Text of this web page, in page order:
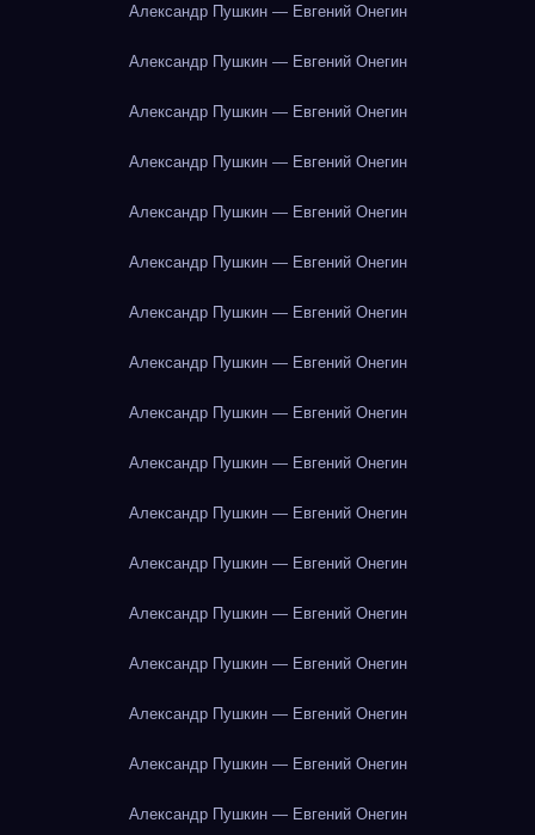
Александр Пушкин — Евгений Онегин
Александр Пушкин — Евгений Онегин
Александр Пушкин — Евгений Онегин
Александр Пушкин — Евгений Онегин
Александр Пушкин — Евгений Онегин
Александр Пушкин — Евгений Онегин
Александр Пушкин — Евгений Онегин
Александр Пушкин — Евгений Онегин
Александр Пушкин — Евгений Онегин
Александр Пушкин — Евгений Онегин
Александр Пушкин — Евгений Онегин
Александр Пушкин — Евгений Онегин
Александр Пушкин — Евгений Онегин
Александр Пушкин — Евгений Онегин
Александр Пушкин — Евгений Онегин
Александр Пушкин — Евгений Онегин
Александр Пушкин — Евгений Онегин